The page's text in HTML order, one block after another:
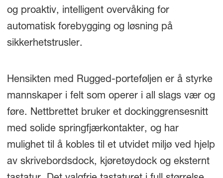
og proaktiv, intelligent overvåking for
automatisk forebygging og løsning på
sikkerhetstrusler.
Hensikten med Rugged-porteføljen er å styrke
mannskaper i felt som operer i all slags vær og
føre. Nettbrettet bruker et dockinggrensesnitt
med solide springfjærkontakter, og har
mulighet til å kobles til et utvidet miljø ved hjelp
av skrivebordsdock, kjøretøydock og eksternt